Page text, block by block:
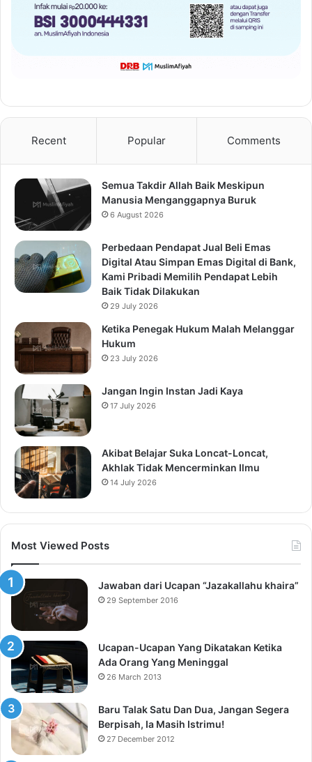
Recent Popular Comments
Semua Takdir Allah Baik Meskipun
Manusia Menganggapnya Buruk
6 August 2026
Perbedaan Pendapat Jual Beli Emas
Digital Atau Simpan Emas Digital di Bank,
Kami Pribadi Memilih Pendapat Lebih
Baik Tidak Dilakukan
29 July 2026
Ketika Penegak Hukum Malah Melanggar
Hukum
23 July 2026
Jangan Ingin Instan Jadi Kaya
17 July 2026
Akibat Belajar Suka Loncat-Loncat,
Akhlak Tidak Mencerminkan Ilmu
14 July 2026
Most Viewed Posts
Jawaban dari Ucapan “Jazakallahu khaira”
29 September 2016
Ucapan-Ucapan Yang Dikatakan Ketika
Ada Orang Yang Meninggal
26 March 2013
Baru Talak Satu Dan Dua, Jangan Segera
Berpisah, Ia Masih Istrimu!
27 December 2012